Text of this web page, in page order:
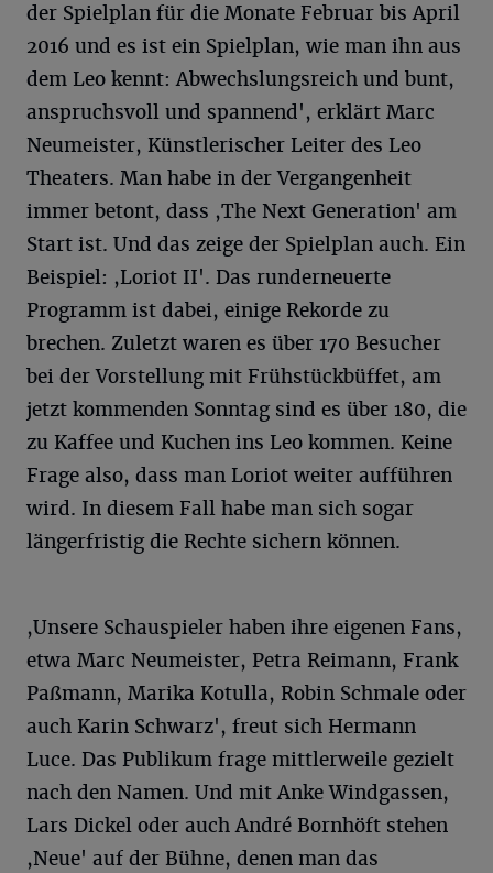
der Spielplan für die Monate Februar bis April
2016 und es ist ein Spielplan, wie man ihn aus
dem Leo kennt: Abwechslungsreich und bunt,
anspruchsvoll und spannend', erklärt Marc
Neumeister, Künstlerischer Leiter des Leo
Theaters. Man habe in der Vergangenheit
immer betont, dass ,The Next Generation' am
Start ist. Und das zeige der Spielplan auch. Ein
Beispiel: ,Loriot II'. Das runderneuerte
Programm ist dabei, einige Rekorde zu
brechen. Zuletzt waren es über 170 Besucher
bei der Vorstellung mit Frühstückbüffet, am
jetzt kommenden Sonntag sind es über 180, die
zu Kaffee und Kuchen ins Leo kommen. Keine
Frage also, dass man Loriot weiter aufführen
wird. In diesem Fall habe man sich sogar
längerfristig die Rechte sichern können.
,Unsere Schauspieler haben ihre eigenen Fans,
etwa Marc Neumeister, Petra Reimann, Frank
Paßmann, Marika Kotulla, Robin Schmale oder
auch Karin Schwarz', freut sich Hermann
Luce. Das Publikum frage mittlerweile gezielt
nach den Namen. Und mit Anke Windgassen,
Lars Dickel oder auch André Bornhöft stehen
,Neue' auf der Bühne, denen man das